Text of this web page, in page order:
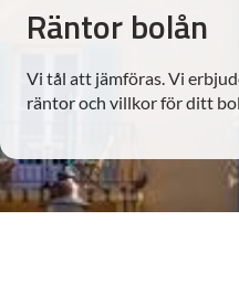
Räntor bolån
Vi tål att jämföras. Vi
räntor och villkor för ditt